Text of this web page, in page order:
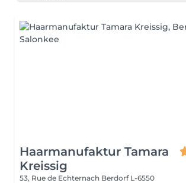
Haarmanufaktur Tamara
Kreissig
53, Rue de Echternach Berdorf L-6550